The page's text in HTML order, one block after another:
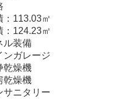
：113.03㎡
：124.23㎡
ル装備
ンガレージ
乾燥機
乾燥機
サニタリー